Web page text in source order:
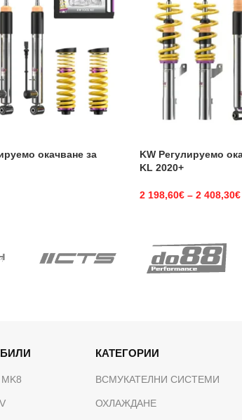
окачване за
KW Регулируемо
KL 2020+
2 198,60€ – 2 408,30€
КАТЕГОРИИ
ВСМУКАТЕЛНИ СИСТЕМИ
ОХЛАЖДАНЕ